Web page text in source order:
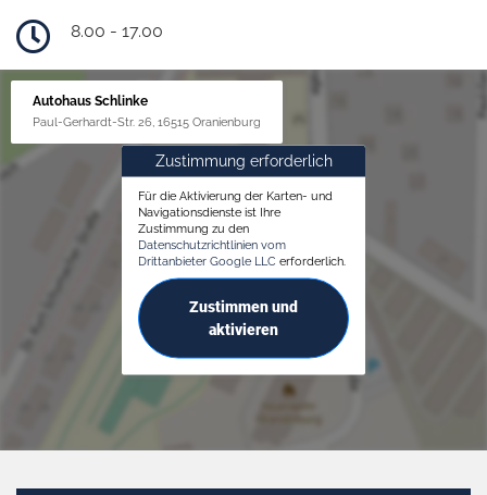
8.00 - 17.00
Autohaus Schlinke
Paul-Gerhardt-Str. 26, 16515 Oranienburg
Zustimmung erforderlich
Für die Aktivierung der Karten- und
Navigationsdienste ist Ihre
Zustimmung zu den
Datenschutzrichtlinien vom
Drittanbieter Google LLC erforderlich.
Zustimmen und
aktivieren